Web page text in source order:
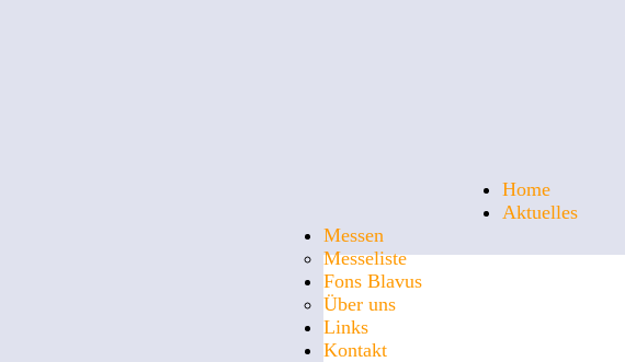
Home
Aktuelles
Messen
Messeliste
Fons Blavus
Über uns
Links
Kontakt